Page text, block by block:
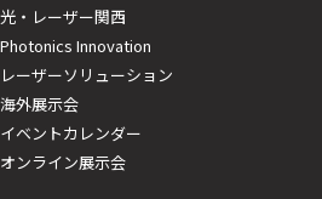
光・レーザー関西
Photonics Innovation
レーザーソリューション
海外展示会
イベントカレンダー
オンライン展示会